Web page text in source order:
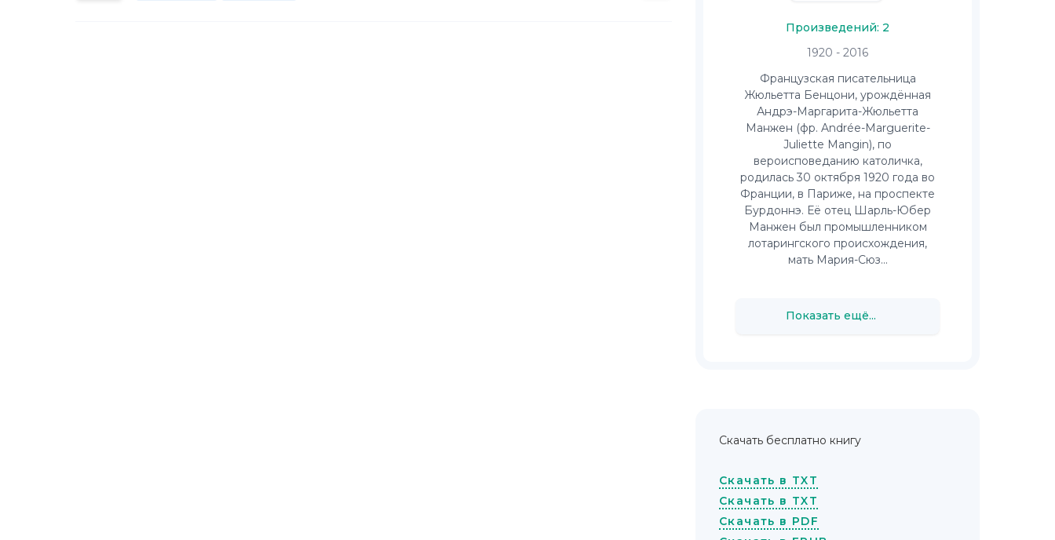
Произведений: 2
1920 - 2016
Французская писательница
Жюльетта Бенцони, урождённая
Андрэ-Маргарита-Жюльетта
Манжен (фр. Andrée-Marguerite-
Juliette Mangin), по
вероисповеданию католичка,
родилась 30 октября 1920 года во
Франции, в Париже, на проспекте
Бурдоннэ. Её отец Шарль-Юбер
Манжен был промышленником
лотарингского происхождения,
мать Мария-Сюз...
Показать ещё...
Скачать бесплатно книгу
Скачать в TXT
Скачать в TXT
Скачать в PDF